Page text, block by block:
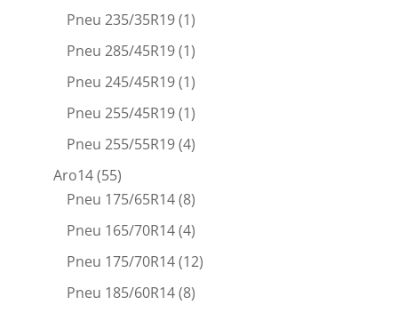
Pneu 235/35R19(1)
Pneu 285/45R19(1)
Pneu 245/45R19(1)
Pneu 255/45R19(1)
Pneu 255/55R19(4)
Aro14(55)
Pneu 175/65R14(8)
Pneu 165/70R14(4)
Pneu 175/70R14(12)
Pneu 185/60R14(8)